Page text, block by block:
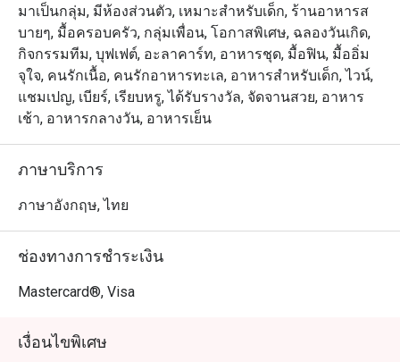
กูร์เมต์สุดหรูสำหรับมื้อกลางวันและมื้อค่ำ ตั้งอยู่ที่ชั้น M ของ
โรงแรม Grand Hyatt Erawan Bangkok เชื่อมต่อโดยตรงกับ
สถานีรถไฟฟ้า BTS ชิดลม โดดเด่นด้วยบรรยากาศหรูหราแต่
แสนอบอุ่น เหมาะสำหรับบรันช์ ดินเนอร์ หรือโอกาสพิเศษ
เมนูแนะนำที่ห้ามพลาด ได้แก่ ก้ามปูนึ่งเนื้อแน่น แร็คลัมป์
ย่างสุดนุ่ม และขนมหวานหลากหลายที่รังสรรค์อย่าง
มอบประสบการณ์ที่น่าประทับใจทั้งสำหรับคนท้องถิ่นและ
นักท่องเที่ยว เหมาะสำหรับผู้ที่มองหาบุฟเฟ่ต์คุณภาพสูง
และทำเลที่สะดวกใกล้ BTS ชิดลม รับรองว่าจะต้องอยาก
กลับมาอีกแน่นอน
ในการรับประทานอาหาร เพียงเลือกช่วงเวลาที่ต้องการ ก็
สามารถรับส่วนลดพิเศษตามช่วงเวลาได้สูงสุดถึง 50% จาก
มาเป็นกลุ่ม, มีห้องส่วนตัว, เหมาะสำหรับเด็ก, ร้านอาหารส
บายๆ, มื้อครอบครัว, กลุ่มเพื่อน, โอกาสพิเศษ, ฉลองวันเกิด,
กิจกรรมทีม, บุฟเฟต์, อะลาคาร์ท, อาหารชุด, มื้อฟิน, มื้ออิ่ม
จุใจ, คนรักเนื้อ, คนรักอาหารทะเล, อาหารสำหรับเด็ก, ไวน์,
แชมเปญ, เบียร์, เรียบหรู, ได้รับรางวัล, จัดจานสวย, อาหาร
เช้า, อาหารกลางวัน, อาหารเย็น
ภาษาบริการ
ภาษาอังกฤษ, ไทย
ช่องทางการชำระเงิน
Mastercard®, Visa
เงื่อนไขพิเศษ